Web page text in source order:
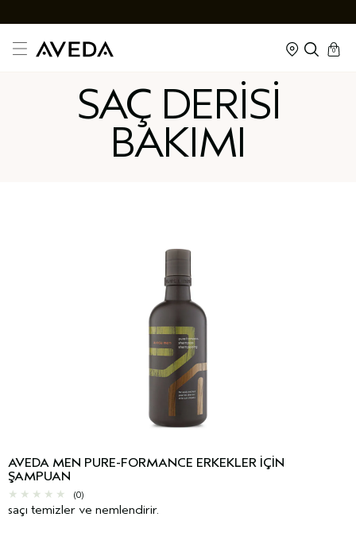
cart
0
kapalı
SAÇ DERİSİ
BAKIMI
AVEDA MEN PURE-FORMANCE ERKEKLER IÇIN
ŞAMPUAN
(0)
saçı temizler ve nemlendirir.